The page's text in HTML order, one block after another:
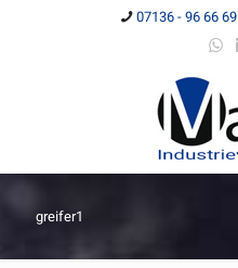
07136 - 96 66 69
greifer1